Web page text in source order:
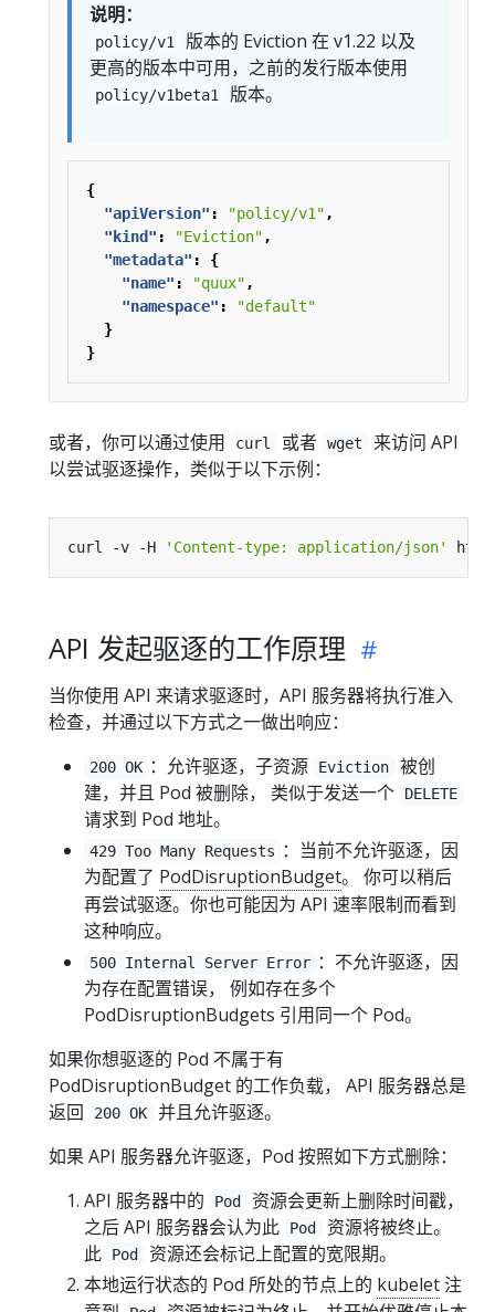
说明：
policy/v1
版本的 Eviction 在 v1.22 以及
更高的版本中可用，之前的发行版本使用
policy/v1beta1 版本。
{
"apiVersion" : "policy/v1" ,
"kind" : "Eviction" ,
"metadata" :
{
"name" : "quux" ,
"namespace" :
"default"
}
}
或者，你可以通过使用 curl 或者 wget
来访问 API
以尝试驱逐操作，类似于以下示例：
curl -v -H 'Content-type: application/json'
API 发起驱逐的工作原理
当你使用 API 来请求驱逐时，API 服务器将执行准入
检查，并通过以下方式之一做出响应：
200 OK ：允许驱逐，子资源 Eviction
被创
建，并且 Pod 被删除， 类似于发送一个
DELETE
请求到 Pod 地址。
429 Too Many Requests
：当前不允许驱逐，因
为配置了 PodDisruptionBudget。 你可以稍后
再尝试驱逐。你也可能因为 API 速率限制而看到
这种响应。
500 Internal Server Error ：不允许驱逐，因
为存在配置错误， 例如存在多个
PodDisruptionBudgets 引用同一个 Pod。
如果你想驱逐的 Pod 不属于有
PodDisruptionBudget 的工作负载， API 服务器总是
返回
200 OK
并且允许驱逐。
如果 API 服务器允许驱逐，Pod 按照如下方式删除：
API 服务器中的
Pod
资源会更新上删除时间戳，
之后 API 服务器会认为此
Pod
资源将被终止。
此
Pod
资源还会标记上配置的宽限期。
本地运行状态的 Pod 所处的节点上的 kubelet注